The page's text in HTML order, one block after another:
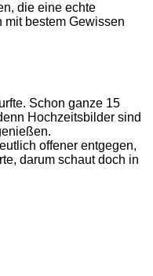
die eine echte
bestem Gewissen
Schon ganze 15
Hochzeitsbilder sind
offener entgegen,
darum schaut doch in